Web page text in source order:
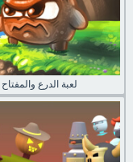
لعبة الدرع والمفتاح